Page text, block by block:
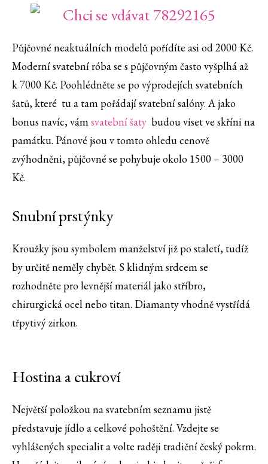
Půjčovné neaktuálních modelů pořídíte asi od 2000 Kč.
Moderní svatební róba se s půjčovným často vyšplhá až
k 7000 Kč. Poohlédněte se po výprodejích svatebních
šatů, které tu a tam pořádají svatební salóny. A jako
bonus navíc, vámsvatební šaty budou viset ve skříni na
památku. Pánové jsou v tomto ohledu cenově
zvýhodněni, půjčovné se pohybuje okolo 1500 – 3000
Kč.
Snubní prstýnky
Kroužky jsou symbolem manželství již po staletí, tudíž
by určitě neměly chybět. S klidným srdcem se
rozhodněte pro levnější materiál jako stříbro,
chirurgická ocel nebo titan. Diamanty vhodně vystřídá
třpytivý zirkon.
Hostina a cukroví
Největší položkou na svatebním seznamu jistě
představuje jídlo a celkové pohoštění. Vzdejte se
vyhlášených specialit a volte raději tradiční český pokrm.